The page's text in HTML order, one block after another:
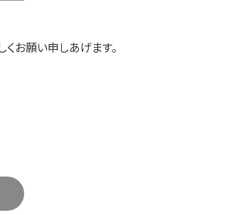
お願い申しあげます。